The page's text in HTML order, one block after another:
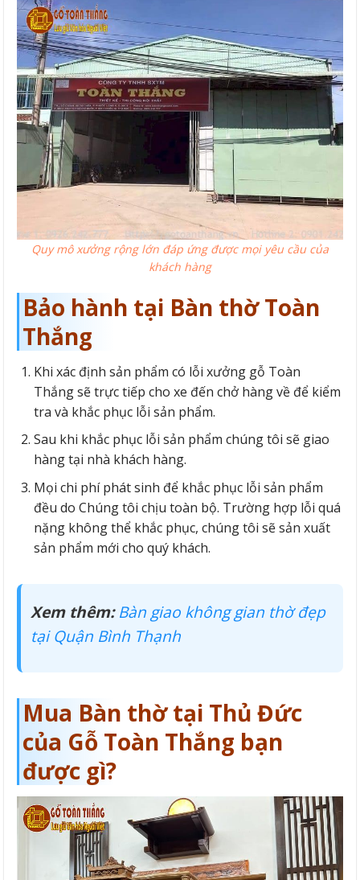
Quy mô xưởng rộng lớn đáp ứng được mọi yêu cầu của
khách hàng
Bảo hành tại Bàn thờ Toàn
Thắng
Khi xác định sản phẩm có lỗi xưởng gỗ Toàn
Thắng sẽ trực tiếp cho xe đến chở hàng về để kiểm
tra và khắc phục lỗi sản phẩm.
Sau khi khắc phục lỗi sản phẩm chúng tôi sẽ giao
hàng tại nhà khách hàng.
Mọi chi phí phát sinh để khắc phục lỗi sản phẩm
đều do Chúng tôi chịu toàn bộ. Trường hợp lỗi quá
nặng không thể khắc phục, chúng tôi sẽ sản xuất
sản phẩm mới cho quý khách.
Xem thêm: Bàn giao không gian thờ đẹp
tại Quận Bình Thạnh
Mua Bàn thờ tại Thủ Đức
của Gỗ Toàn Thắng bạn
được gì?